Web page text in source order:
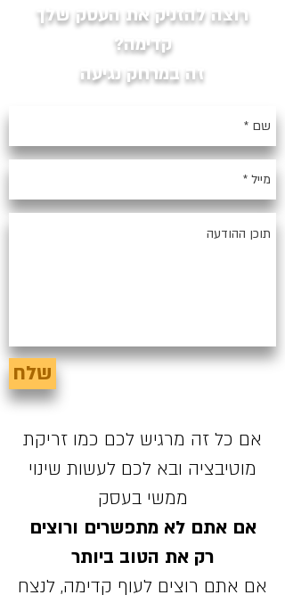
רוצה להזניק את העסק שלך
קדימה?
זה במרחק נגיעה
אם כל זה מרגיש לכם כמו זריקת
מוטיבציה ובא לכם לעשות שינוי
ממשי בעסק
אם אתם לא מתפשרים ורוצים
רק את הטוב ביותר
אם אתם רוצים לעוף קדימה, לנצח
שלח